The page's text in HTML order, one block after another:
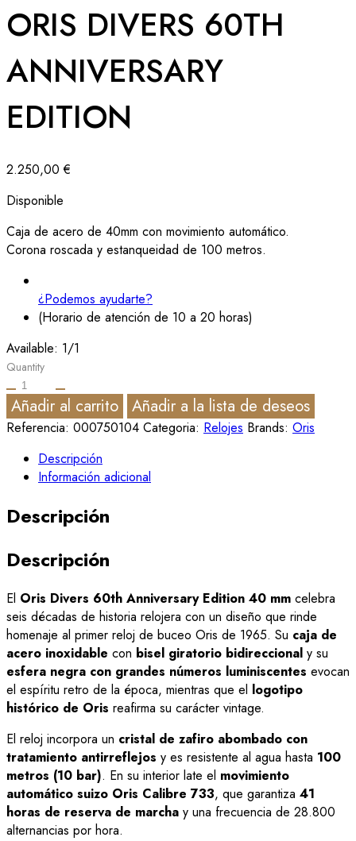
ORIS DIVERS 60TH
ANNIVERSARY
EDITION
2.250,00€
Disponible
Caja de acero de 40mm con movimiento automático.
Corona roscada y estanqueidad de 100 metros.
¿Podemos ayudarte?
(Horario de atención de 10 a 20 horas)
Available: 1/1
Quantity
Añadir al carrito Añadir a la lista de deseos
Referencia: 000750104 Categoria: Relojes Brands: Oris
Descripción
Información adicional
Descripción
Descripción
El Oris Divers 60th Anniversary Edition 40 mm celebra
seis décadas de historia relojera con un diseño que rinde
homenaje al primer reloj de buceo Oris de 1965. Su caja de
acero inoxidable con bisel giratorio bidireccional y su
esfera negra con grandes números luminiscentes evocan
el espíritu retro de la época, mientras que el logotipo
histórico de Oris reafirma su carácter vintage.
El reloj incorpora un cristal de zafiro abombado con
tratamiento antirreflejos y es resistente al agua hasta 100
metros (10 bar). En su interior late el movimiento
automático suizo Oris Calibre 733, que garantiza 41
horas de reserva de marcha y una frecuencia de 28.800
alternancias por hora.